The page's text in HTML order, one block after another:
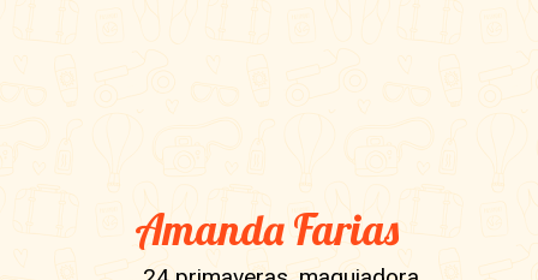
Amanda Farias